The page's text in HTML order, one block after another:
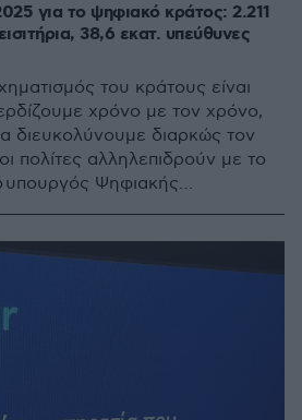
για το ψηφιακό κράτος: 2.211
38,6 εκατ. υπεύθυνες
του κράτους είναι
χρόνο με τον χρόνο,
διευκολύνουμε διαρκώς τον
πολίτες αλληλεπιδρούν με το
υπουργός Ψηφιακής